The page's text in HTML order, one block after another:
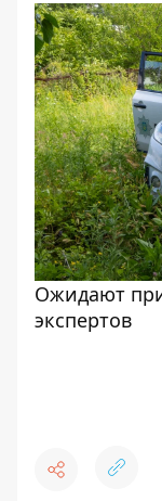
Ожидают
экспертов